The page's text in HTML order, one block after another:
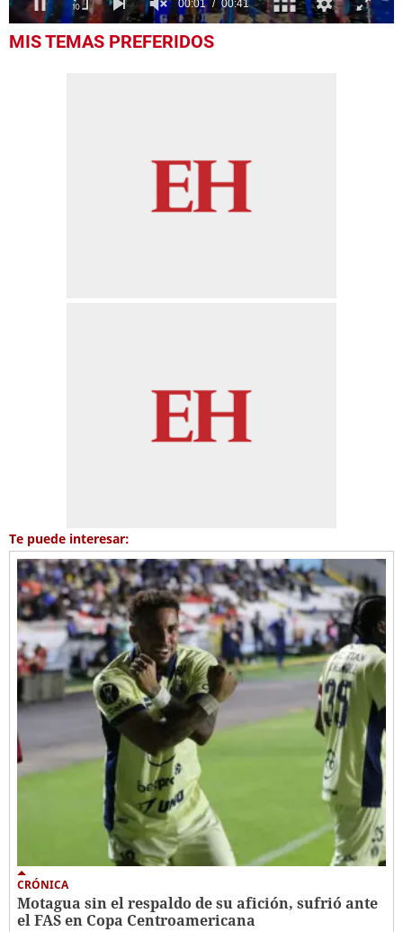
seconds
MIS TEMAS PREFERIDOS
Te puede interesar:
CRÓNICA
Motagua sin el respaldo de su afición, sufrió ante
el FAS en Copa Centroamericana